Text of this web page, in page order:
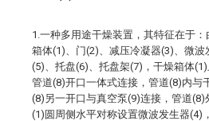
1.一种多用途干燥装置，其特征在于
箱体(1)、门(2)、减压冷凝器(3)、微波
(5)、托盘(6)、托盘架(7)，干燥箱体
管道(8)开口一体式连接，管道(8)内与
(8)另一开口与真空泵(9)连接，管道
(1)圆周侧水平对称设置微波发生器(4)